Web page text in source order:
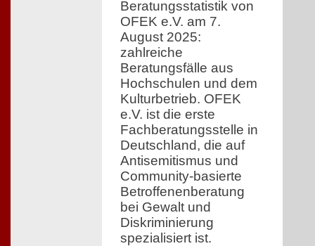
Beratungsstatistik von
OFEK e.V. am 7.
August 2025:
zahlreiche
Beratungsfälle aus
Hochschulen und dem
Kulturbetrieb. OFEK
e.V. ist die erste
Fachberatungsstelle in
Deutschland, die auf
Antisemitismus und
Community-basierte
Betroffenenberatung
bei Gewalt und
Diskriminierung
spezialisiert ist.